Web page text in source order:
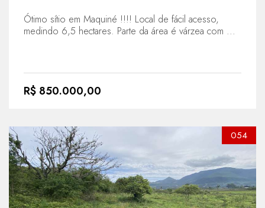
Ótimo sítio em Maquiné !!!! Local de fácil acesso,
medindo 6,5 hectares. Parte da área é várzea com ...
R$ 850.000,00
054